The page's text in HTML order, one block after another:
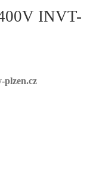
INVT-
plzen.cz